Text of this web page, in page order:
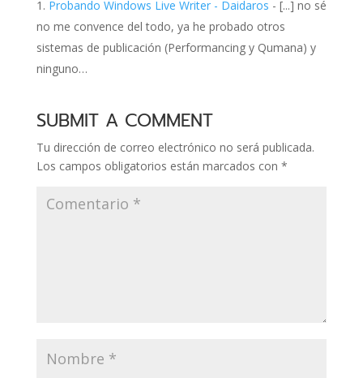
Probando Windows Live Writer - Daidaros - [...] no sé
no me convence del todo, ya he probado otros
sistemas de publicación (Performancing y Qumana) y
ninguno…
SUBMIT A COMMENT
Tu dirección de correo electrónico no será publicada.
Los campos obligatorios están marcados con *